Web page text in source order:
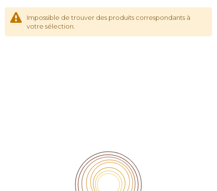
Impossible de trouver des produits correspondants à
votre sélection.